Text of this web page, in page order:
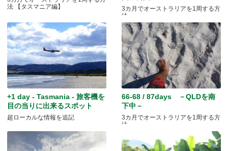
法 【タスマニア編】
3カ月でオーストラリアを1周する方
法
+1 day - Tasmania - 旅客機を
目の当りに出来るスポット
超ローカルな情報を追記
66-68 / 87days －QLDを南
下中－
3カ月でオーストラリアを1周する方
法